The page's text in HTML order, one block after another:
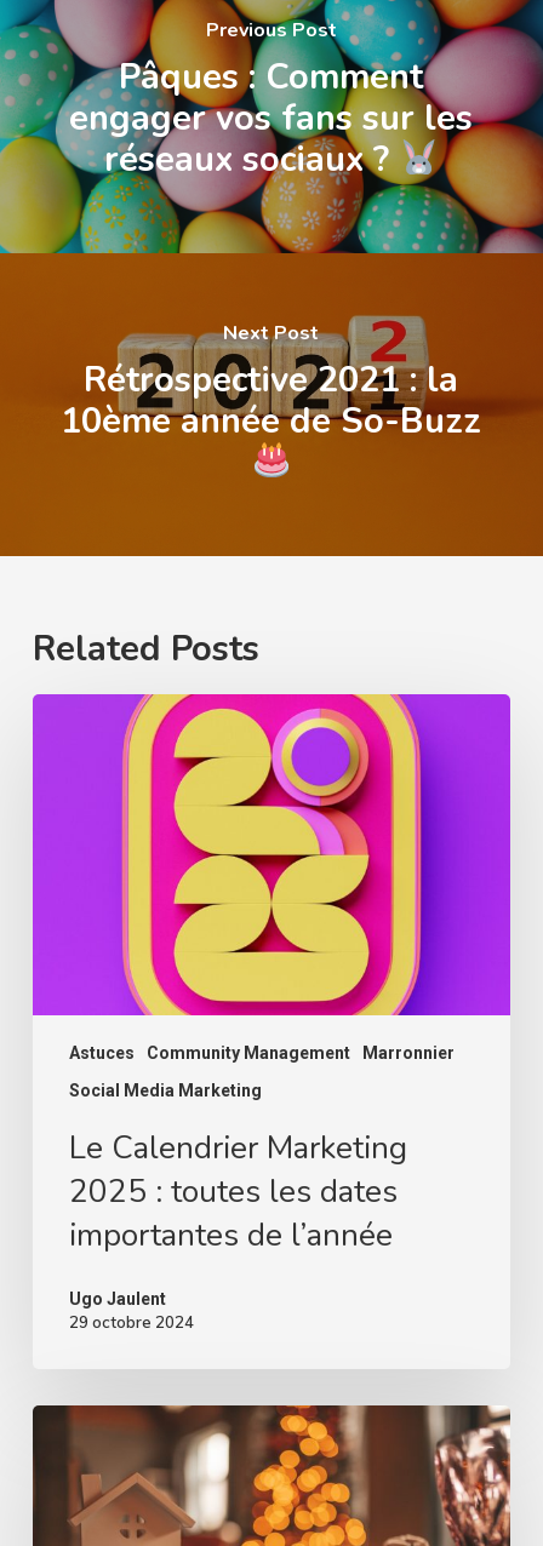
Previous Post
Pâques : Comment
engager vos fans sur les
réseaux sociaux ?
Next Post
Rétrospective 2021 : la
10ème année de So-Buzz
Related Posts
Astuces Community Management
Marronnier
Social Media Marketing
Le Calendrier Marketing
2025 : toutes les dates
importantes de l’année
Ugo Jaulent
29 octobre 2024
Calendrier